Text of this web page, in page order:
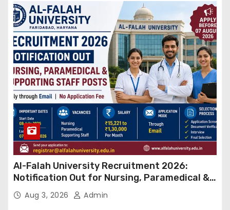
Al-Falah University Recruitment 2026:
Notification Out for Nursing, Paramedical &
Supporting Staff Posts, Apply Through Email
Aug 3, 2026 Admin